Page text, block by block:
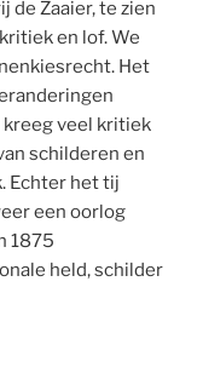
de Zaaier, te zien
en lof. We
Het
kreeg veel kritiek
schilderen en
Echter het tij
een oorlog
1875
held, schilder